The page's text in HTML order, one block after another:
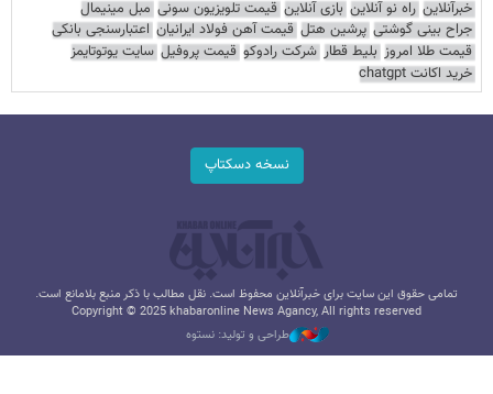
خبرآنلاین راه نو آنلاین بازی آنلاین قیمت تلویزیون سونی مبل مینیمال
جراح بینی گوشتی پرشین هتل قیمت آهن فولاد ایرانیان اعتبارسنجی بانکی
قیمت طلا امروز بلیط قطار شرکت رادوکو قیمت پروفیل سایت یوتوتایمز
خرید اکانت chatgpt
نسخه دسکتاپ
تمامی حقوق این سایت برای خبرآنلاین محفوظ است. نقل مطالب با ذکر منبع بلامانع است.
Copyright © 2025 khabaronline News Agancy, All rights reserved
طراحی و تولید: نستوه